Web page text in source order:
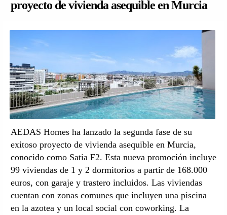
proyecto de vivienda asequible en Murcia
AEDAS Homes ha lanzado la segunda fase de su
exitoso proyecto de vivienda asequible en Murcia,
conocido como Satia F2. Esta nueva promoción incluye
99 viviendas de 1 y 2 dormitorios a partir de 168.000
euros, con garaje y trastero incluidos. Las viviendas
cuentan con zonas comunes que incluyen una piscina
en la azotea y un local social con coworking. La